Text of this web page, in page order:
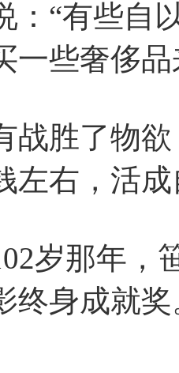
“有些自以
一些奢侈
胜了物欲
左右，活
那年，笹
身成就奖